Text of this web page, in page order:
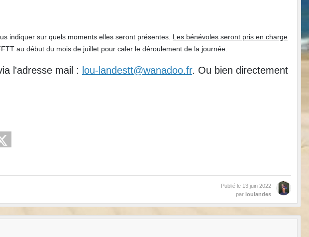
indiquer sur quels moments elles seront présentes. Les bénévoles seront pris en charge
au début du mois de juillet pour caler le déroulement de la journée.
l'adresse mail : lou-landestt@wanadoo.fr. Ou bien directement
Publié le 13 juin 2022
par loulandes